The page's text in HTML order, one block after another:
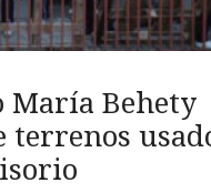
María Behety
terrenos